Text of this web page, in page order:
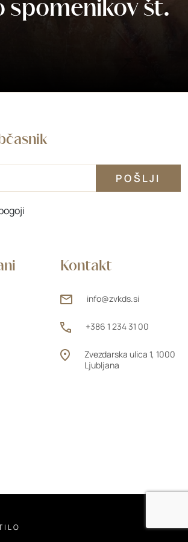
spomenikov št.
Kontakt
info@zvkds.si
+386 1 234 31 00
Zvezdarska ulica 1, 1000
Ljubljana